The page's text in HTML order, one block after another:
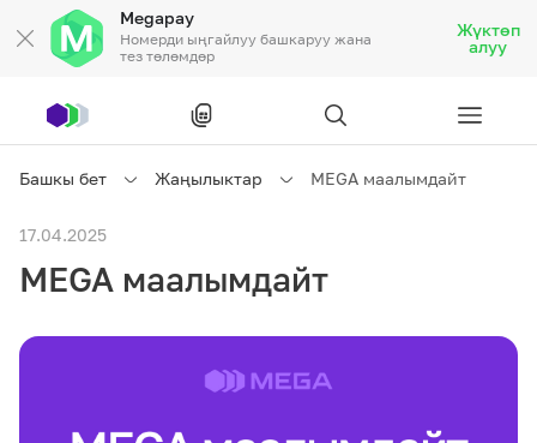
Megapay
Номерди ыңгайлуу башкаруу жана
тез төлөмдөр
Жүктөп
алуу
Жеке кардарларга
Тарифтер Роуминг
Башкы бет Жаңылыктар MEGA маалымдайт
17.04.2025
MEGA маалымдайт